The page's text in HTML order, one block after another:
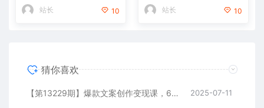
站长 10 站长 10
猜你喜欢
【第13229期】爆款文案创作变现课，6种抓人开头模板，8个故事框架，3个卖点写作手法 2025-07-11